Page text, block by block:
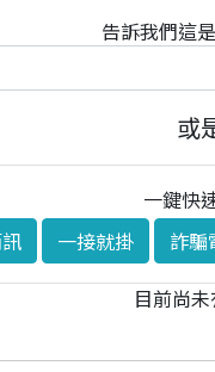
告訴我們這
或
一鍵快
一接就掛 詐騙
目前尚